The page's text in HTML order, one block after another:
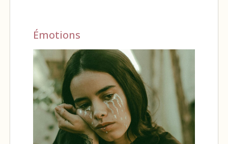
Émotions